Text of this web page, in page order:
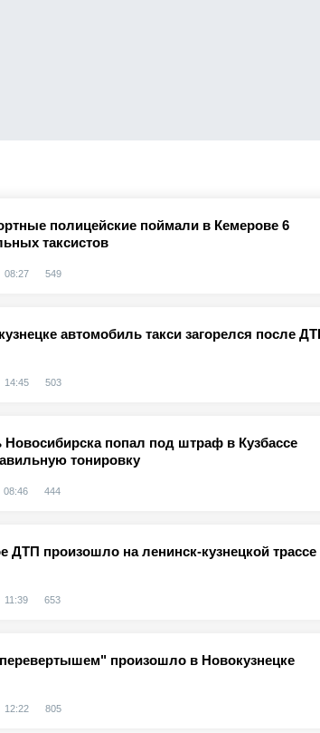
полицейские поймали в Кемерове 6
таксистов
08:27 549
автомобиль такси загорелся после
14:45 503
попал под штраф в Кузбассе
тонировку
08:46 444
ДТП произошло на ленинск-кузнецкой трассе
11:39 653
произошло в Новокузнецке
12:22 805